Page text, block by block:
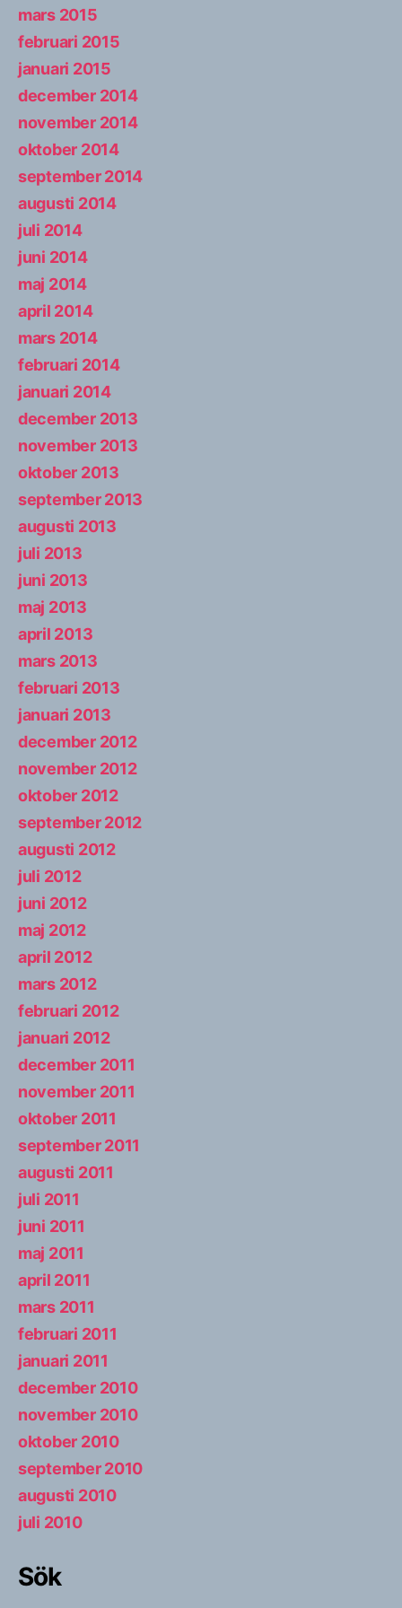
mars 2015
februari 2015
januari 2015
december 2014
november 2014
oktober 2014
september 2014
augusti 2014
juli 2014
juni 2014
maj 2014
april 2014
mars 2014
februari 2014
januari 2014
december 2013
november 2013
oktober 2013
september 2013
augusti 2013
juli 2013
juni 2013
maj 2013
april 2013
mars 2013
februari 2013
januari 2013
december 2012
november 2012
oktober 2012
september 2012
augusti 2012
juli 2012
juni 2012
maj 2012
april 2012
mars 2012
februari 2012
januari 2012
december 2011
november 2011
oktober 2011
september 2011
augusti 2011
juli 2011
juni 2011
maj 2011
april 2011
mars 2011
februari 2011
januari 2011
december 2010
november 2010
oktober 2010
september 2010
augusti 2010
juli 2010
Sök